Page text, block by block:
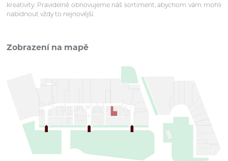
kreativity. Pravidelně obnovujeme náš sortiment, abychom vám mohli
nabídnout vždy to nejnovější.
Zobrazení na mapě